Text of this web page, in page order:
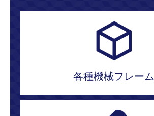
各種機械フレーム